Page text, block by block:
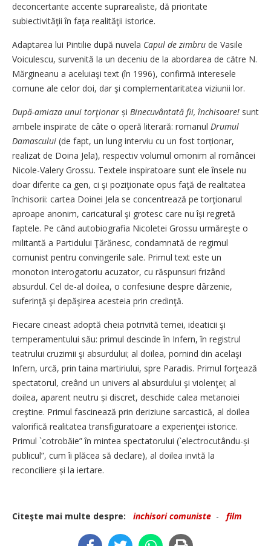
deconcertante accente suprarealiste, dă prioritate
subiectivităţii în faţa realităţii istorice.
Adaptarea lui Pintilie după nuvela Capul de zimbru de Vasile
Voiculescu, survenită la un deceniu de la abordarea de către N.
Mărgineanu a aceluiaşi text (în 1996), confirmă interesele
comune ale celor doi, dar şi complementaritatea viziunii lor.
După-amiaza unui torţionar și Binecuvântată fii, închisoare! sunt
ambele inspirate de câte o operă literară: romanul Drumul
Damascului (de fapt, un lung interviu cu un fost torționar,
realizat de Doina Jela), respectiv volumul omonim al româncei
Nicole-Valery Grossu. Textele inspiratoare sunt ele însele nu
doar diferite ca gen, ci şi poziţionate opus faţă de realitatea
închisorii: cartea Doinei Jela se concentrează pe torţionarul
aproape anonim, caricatural şi grotesc care nu își regretă
faptele. Pe când autobiografia Nicoletei Grossu urmăreşte o
militantă a Partidului Ţărănesc, condamnată de regimul
comunist pentru convingerile sale. Primul text este un
monoton interogatoriu acuzator, cu răspunsuri frizând
absurdul. Cel de-al doilea, o confesiune despre dârzenie,
suferinţă şi depăşirea acesteia prin credinţă.
Fiecare cineast adoptă cheia potrivită temei, ideaticii şi
temperamentului său: primul descinde în Infern, în registrul
teatrului cruzimii şi absurdului; al doilea, pornind din acelaşi
Infern, urcă, prin taina martiriului, spre Paradis. Primul forţează
spectatorul, creând un univers al absurdului şi violenţei; al
doilea, aparent neutru și discret, deschide calea metanoiei
creştine. Primul fascinează prin deriziune sarcastică, al doilea
valorifică realitatea transfiguratoare a experienţei istorice.
Primul `cotrobăie” în mintea spectatorului (`electrocutându-și
publicul”, cum îi plăcea să declare), al doilea invită la
reconciliere și la iertare.
Citeşte mai multe despre: inchisori comuniste - film